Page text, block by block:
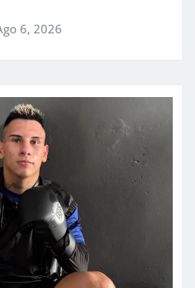
6, 2026